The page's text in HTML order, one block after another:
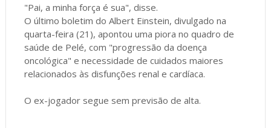
"Pai, a minha força é sua", disse.
O último boletim do Albert Einstein, divulgado na
quarta-feira (21), apontou uma piora no quadro de
saúde de Pelé, com "progressão da doença
oncológica" e necessidade de cuidados maiores
relacionados às disfunções renal e cardíaca.
O ex-jogador segue sem previsão de alta.